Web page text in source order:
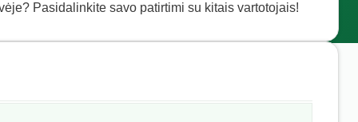
Pasidalinkite savo patirtimi su kitais vartotojais!